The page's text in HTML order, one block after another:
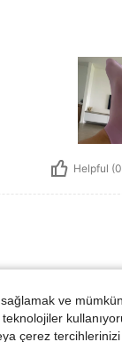
Helpful
ve
çerez